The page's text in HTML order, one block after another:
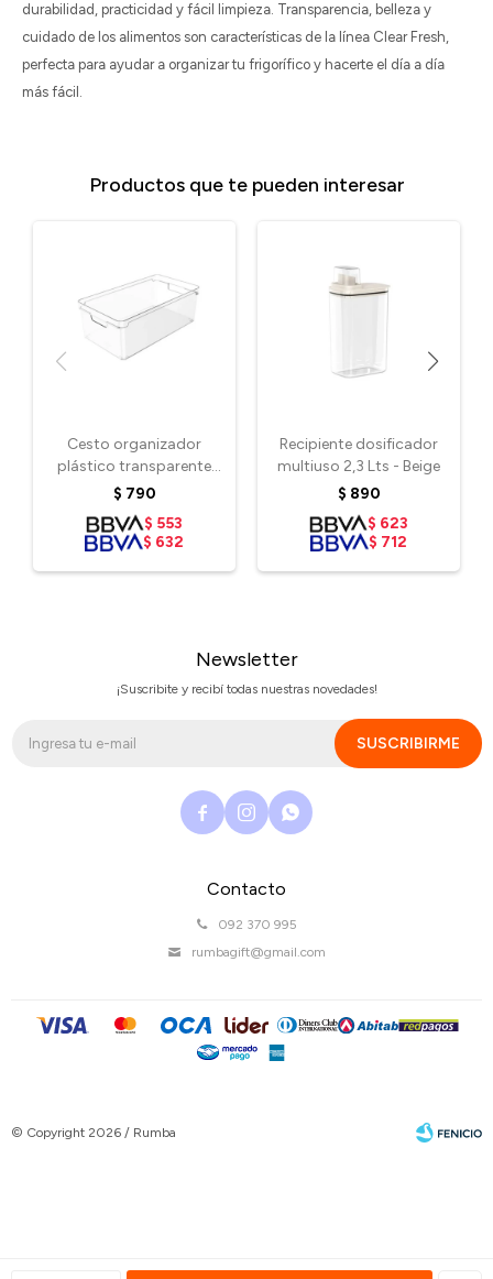
durabilidad, practicidad y fácil limpieza. Transparencia, belleza y
cuidado de los alimentos son características de la línea Clear Fresh,
perfecta para ayudar a organizar tu frigorífico y hacerte el día a día
más fácil.
Productos que te pueden interesar
Cesto organizador
plástico transparente
37x20x13 cm
$ 790
$ 553
$ 632
Recipiente dosificador
multiuso 2,3 Lts - Beige
$ 890
$ 623
$ 712
Contacto
092 370 995
rumbagift@gmail.com
Newsletter
¡Suscribite y recibí todas nuestras novedades!
SUSCRIBIRME
  
© Copyright 2026 / Rumba